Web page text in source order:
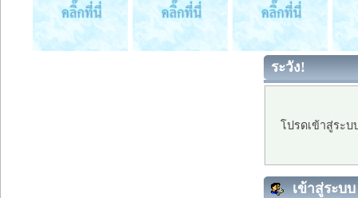
ระวัง!
โปรดเข้าสู่ระ
เข้าสู่ระบบ